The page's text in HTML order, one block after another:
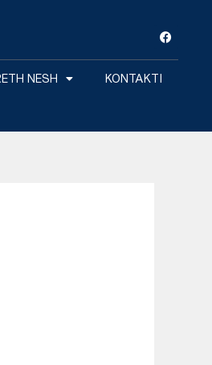
a
c
e
NESH KONTAKTI